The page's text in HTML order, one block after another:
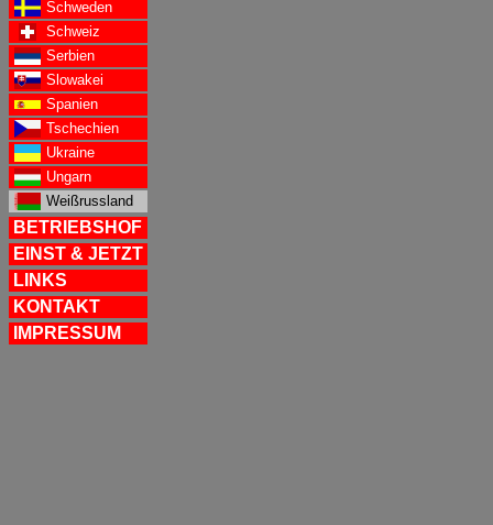
Schweden
Schweiz
Serbien
Slowakei
Spanien
Tschechien
Ukraine
Ungarn
Weißrussland
BETRIEBSHOF
EINST & JETZT
LINKS
KONTAKT
IMPRESSUM